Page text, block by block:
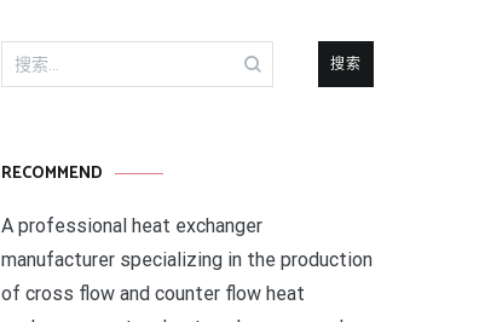
搜
索：
RECOMMEND
A professional heat exchanger
manufacturer specializing in the production
of cross flow and counter flow heat